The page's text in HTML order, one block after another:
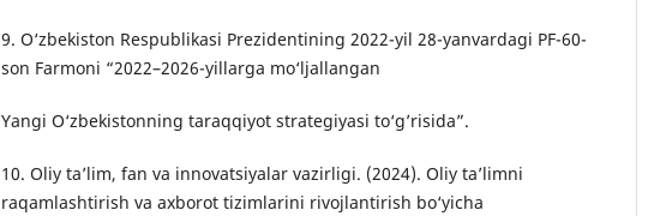
9. O‘zbekiston Respublikasi Prezidentining 2022-yil 28-yanvardagi PF-60-
son Farmoni “2022–2026-yillarga mo‘ljallangan
Yangi O‘zbekistonning taraqqiyot strategiyasi to‘g’risida”.
10. Oliy ta’lim, fan va innovatsiyalar vazirligi. (2024). Oliy ta’limni
raqamlashtirish va axborot tizimlarini rivojlantirish bo‘yicha